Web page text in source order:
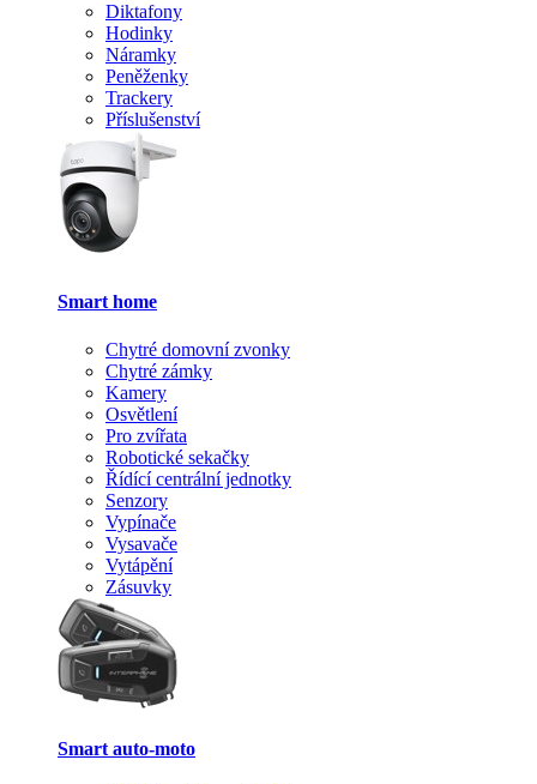
Diktafony
Hodinky
Náramky
Peněženky
Trackery
Příslušenství
Smart home
Chytré domovní zvonky
Chytré zámky
Kamery
Osvětlení
Pro zvířata
Robotické sekačky
Řídící centrální jednotky
Senzory
Vypínače
Vysavače
Vytápění
Zásuvky
Smart auto-moto